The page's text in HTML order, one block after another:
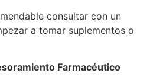
consultar con un
a tomar suplementos o
Farmacéutico